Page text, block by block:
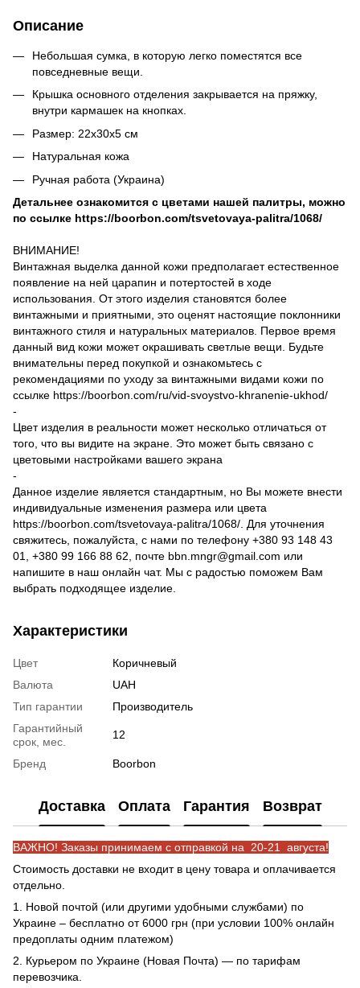
Описание
Небольшая сумка, в которую легко поместятся все
повседневные вещи.
Крышка основного отделения закрывается на пряжку,
внутри кармашек на кнопках.
Размер: 22х30х5 см
Натуральная кожа
Ручная работа (Украина)
Детальнее ознакомится с цветами нашей палитры, можно
по ссылке https://boorbon.com/tsvetovaya-palitra/1068/
ВНИМАНИЕ!
Винтажная выделка данной кожи предполагает естественное
появление на ней царапин и потертостей в ходе
использования. От этого изделия становятся более
винтажными и приятными, это оценят настоящие поклонники
винтажного стиля и натуральных материалов. Первое время
данный вид кожи может окрашивать светлые вещи. Будьте
внимательны перед покупкой и ознакомьтесь с
рекомендациями по уходу за винтажными видами кожи по
ссылке https://boorbon.com/ru/vid-svoystvo-khranenie-ukhod/
-
Цвет изделия в реальности может несколько отличаться от
того, что вы видите на экране. Это может быть связано с
цветовыми настройками вашего экрана
-
Данное изделие является стандартным, но Вы можете внести
индивидуальные изменения размера или цвета
https://boorbon.com/tsvetovaya-palitra/1068/. Для уточнения
свяжитесь, пожалуйста, с нами по телефону +380 93 148 43
01, +380 99 166 88 62, почте bbn.mngr@gmail.com или
напишите в наш онлайн чат. Мы с радостью поможем Вам
выбрать подходящее изделие.
Характеристики
Цвет
Коричневый
Валюта
UAH
Тип гарантии
Производитель
Гарантийный
срок, мес.
12
Бренд Boorbon
Доставка Оплата Гарантия Возврат
ВАЖНО! Заказы принимаем с отправкой на 20-21 августа!
Стоимость доставки не входит в цену товара и оплачивается
отдельно.
1. Новой почтой (или другими удобными службами) по
Украине – бесплатно от 6000 грн (при условии 100% онлайн
предоплаты одним платежом)
2. Курьером по Украине (Новая Почта) — по тарифам
перевозчика.